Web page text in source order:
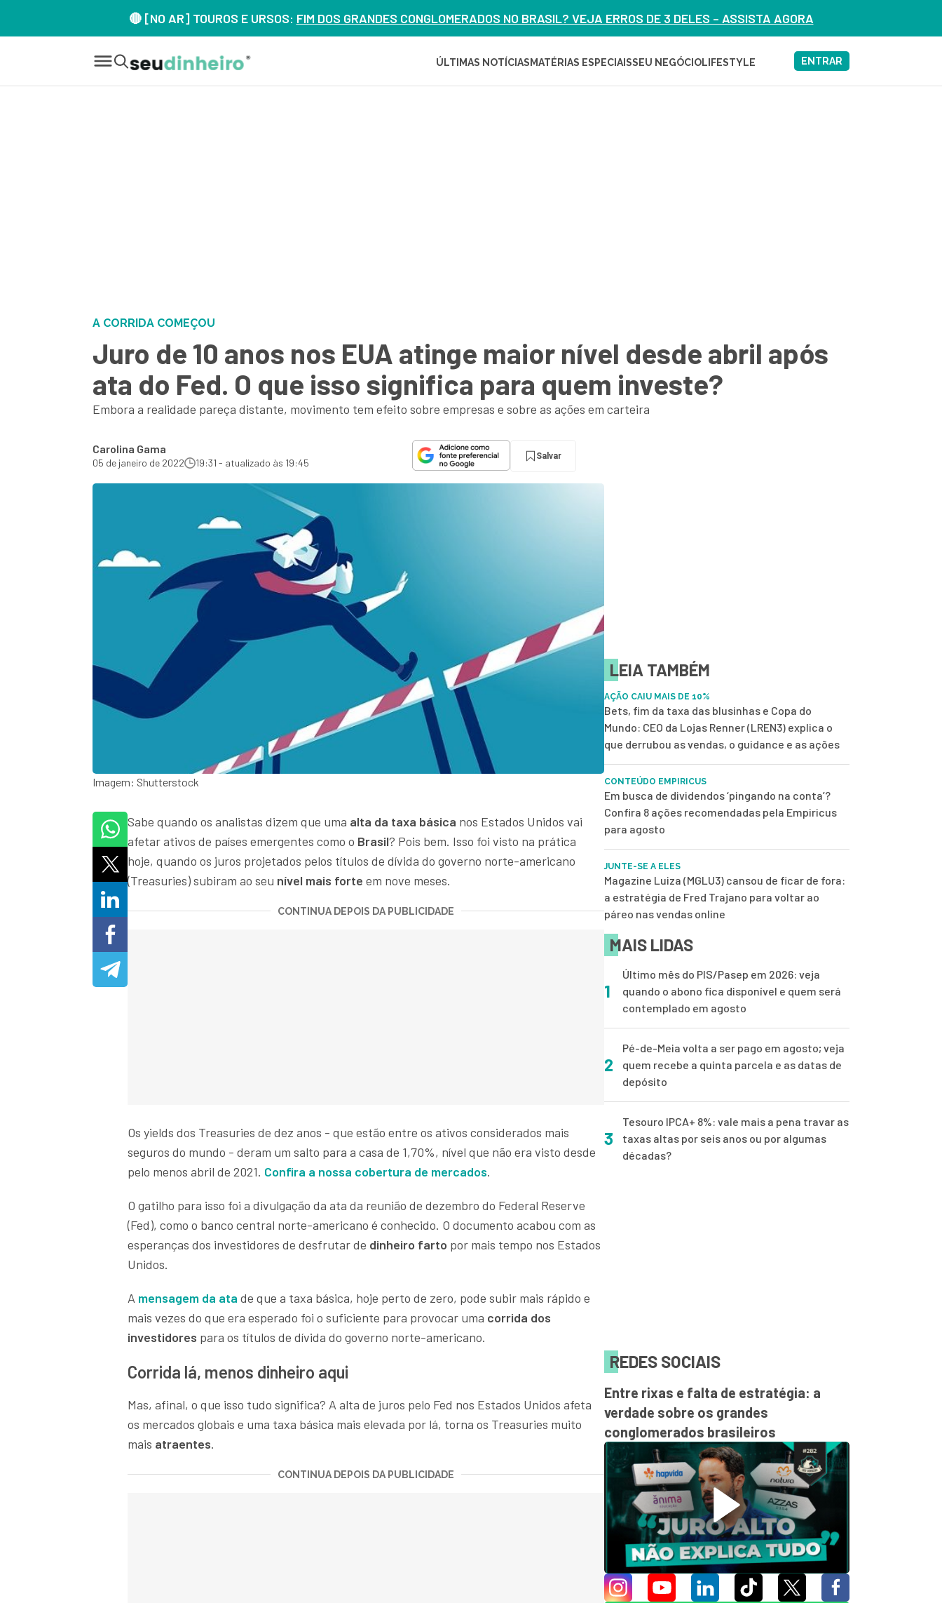
🔴 [NO AR] TOUROS E URSOS: FIM DOS GRANDES CONGLOMERADOS NO BRASIL? VEJA ERROS DE 3 DELES – ASSISTA AGORA
ÚLTIMAS NOTÍCIAS MATÉRIAS ESPECIAISSEU NEGÓCIOLIFESTYLE ENTRAR
A CORRIDA COMEÇOU
Juro de 10 anos nos EUA atinge maior nível desde abril após
ata do Fed. O que isso significa para quem investe?
Embora a realidade pareça distante, movimento tem efeito sobre empresas e sobre as ações em carteira
Carolina Gama
05 de janeiro de 2022 19:31 - atualizado às 19:45
Salvar
Imagem: Shutterstock
Sabe quando os analistas dizem que uma alta da taxa básica nos Estados Unidos vai
afetar ativos de países emergentes como o Brasil? Pois bem. Isso foi visto na prática
hoje, quando os juros projetados pelos títulos de dívida do governo norte-americano
(Treasuries) subiram ao seu nível mais forte em nove meses.
CONTINUA DEPOIS DA PUBLICIDADE
Os yields dos Treasuries de dez anos - que estão entre os ativos considerados mais
seguros do mundo - deram um salto para a casa de 1,70%, nível que não era visto desde
pelo menos abril de 2021. Confira a nossa cobertura de mercados.
O gatilho para isso foi a divulgação da ata da reunião de dezembro do Federal Reserve
(Fed), como o banco central norte-americano é conhecido. O documento acabou com as
esperanças dos investidores de desfrutar de dinheiro farto por mais tempo nos Estados
Unidos.
A mensagem da ata de que a taxa básica, hoje perto de zero, pode subir mais rápido e
mais vezes do que era esperado foi o suficiente para provocar uma corrida dos
investidores para os títulos de dívida do governo norte-americano.
Corrida lá, menos dinheiro aqui
Mas, afinal, o que isso tudo significa? A alta de juros pelo Fed nos Estados Unidos afeta
os mercados globais e uma taxa básica mais elevada por lá, torna os Treasuries muito
mais atraentes.
CONTINUA DEPOIS DA PUBLICIDADE
LEIA TAMBÉM
AÇÃO CAIU MAIS DE 10%
Bets, fim da taxa das blusinhas e Copa do
Mundo: CEO da Lojas Renner (LREN3) explica o
que derrubou as vendas, o guidance e as ações
CONTEÚDO EMPIRICUS
Em busca de dividendos ‘pingando na conta’?
Confira 8 ações recomendadas pela Empiricus
para agosto
JUNTE-SE A ELES
Magazine Luiza (MGLU3) cansou de ficar de fora:
a estratégia de Fred Trajano para voltar ao
páreo nas vendas online
MAIS LIDAS
1
Último mês do PIS/Pasep em 2026: veja
quando o abono fica disponível e quem será
contemplado em agosto
2
Pé-de-Meia volta a ser pago em agosto; veja
quem recebe a quinta parcela e as datas de
depósito
3
Tesouro IPCA+ 8%: vale mais a pena travar as
taxas altas por seis anos ou por algumas
décadas?
REDES SOCIAIS
Entre rixas e falta de estratégia: a
verdade sobre os grandes
conglomerados brasileiros